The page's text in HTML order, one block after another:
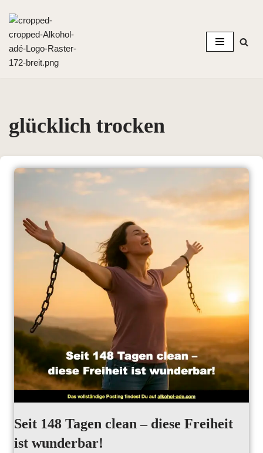
Zum
Inhalt
springen
glücklich trocken
Seit 148 Tagen clean – diese Freiheit
ist wunderbar!